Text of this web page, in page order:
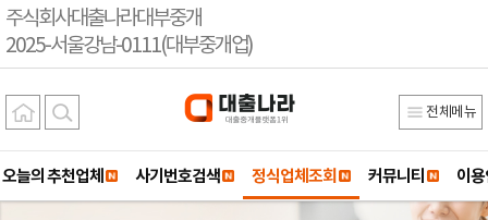
주식회사대출나라대부중개
2025-서울강남-0111(대부중개업)
전체메뉴
오늘의 추천업체 사기번호검색 정식업체조회 커뮤니티 이